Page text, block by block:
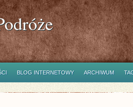
BLOG INTERNETOWY ARCHIWUM